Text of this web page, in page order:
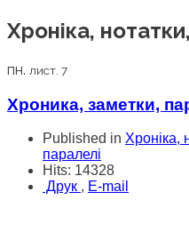
Хроніка,
пн. лист. 7
Хроника, заметки,
Published in Хроніка,
паралелі
Hits: 14328
Друк , E-mail